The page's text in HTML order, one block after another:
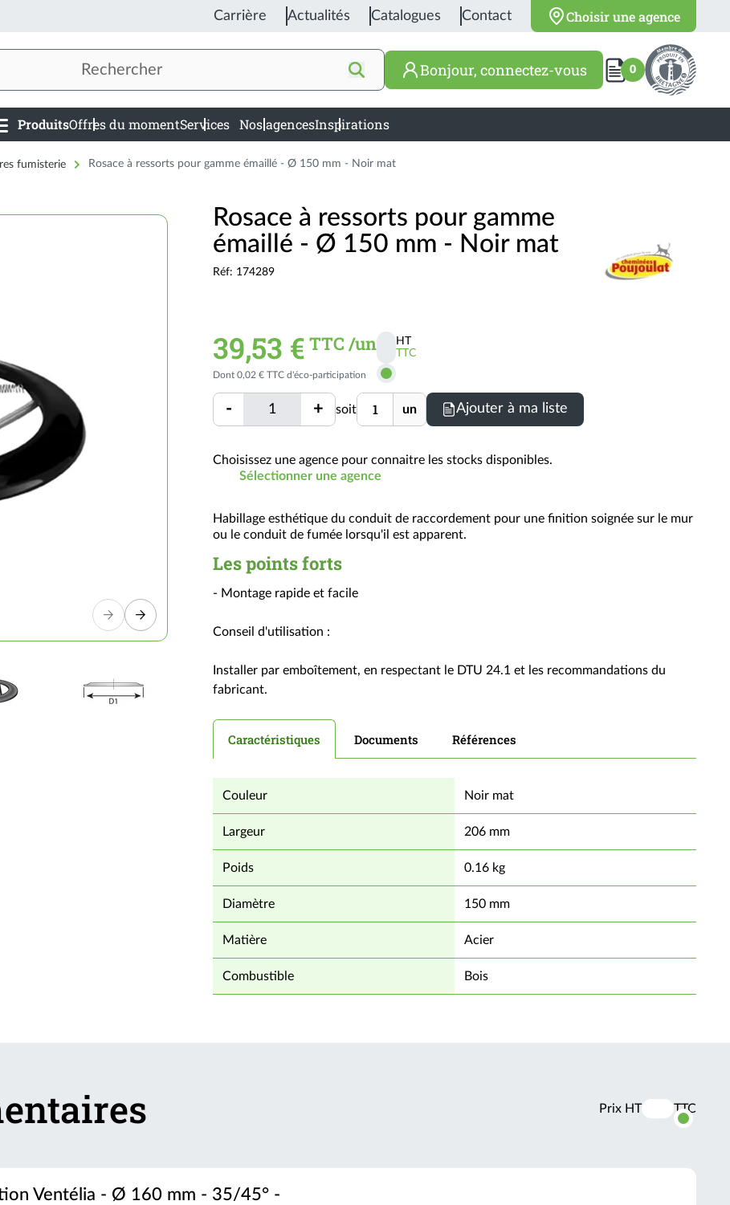
Carrière Actualités Catalogues Contact Choisir une agence
Bonjour, connectez-vous 0
ProduitsOffres du momentServices Nos agencesInspirations
fumisterie Rosace à ressorts pour gamme émaillé - Ø 150 mm - Noir mat
Rosace à ressorts pour gamme
émaillé - Ø 150 mm - Noir mat
Réf: 174289
39,53 € TTC /un
Activer
les
prix
TTC
HT
TTC
Dont 0,02 € TTC d'éco-participation
Quantité
- Quantité+ soit Unité un Ajouter à ma liste
Choisissez une agence pour connaitre les stocks disponibles.
Sélectionner une agence
Habillage esthétique du conduit de raccordement pour une finition soignée sur le mur
ou le conduit de fumée lorsqu'il est apparent.
Les points forts
- Montage rapide et facile
Conseil d'utilisation :
Installer par emboîtement, en respectant le DTU 24.1 et les recommandations du
fabricant.
Caractéristiques Documents Références
Couleur Noir mat
Largeur 206 mm
Poids 0.16 kg
Diamètre 150 mm
Matière Acier
Combustible Bois
Prix HT
TTC
Ventélia - Ø 160 mm - 35/45° -